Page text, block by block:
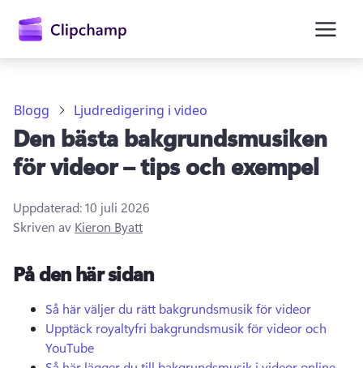
huvudinnehåll
Logga in
Blogg Ljudredigering i video
Den bästa bakgrundsmusiken
för videor – tips och exempel
Uppdaterad:10 juli 2026
Skriven av Kieron Byatt
På den här sidan
Så här väljer du rätt bakgrundsmusik för videor
Upptäck royaltyfri bakgrundsmusik för videor och
YouTube